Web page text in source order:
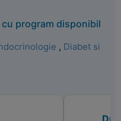
program disponibil
, Diabet si
Dr.